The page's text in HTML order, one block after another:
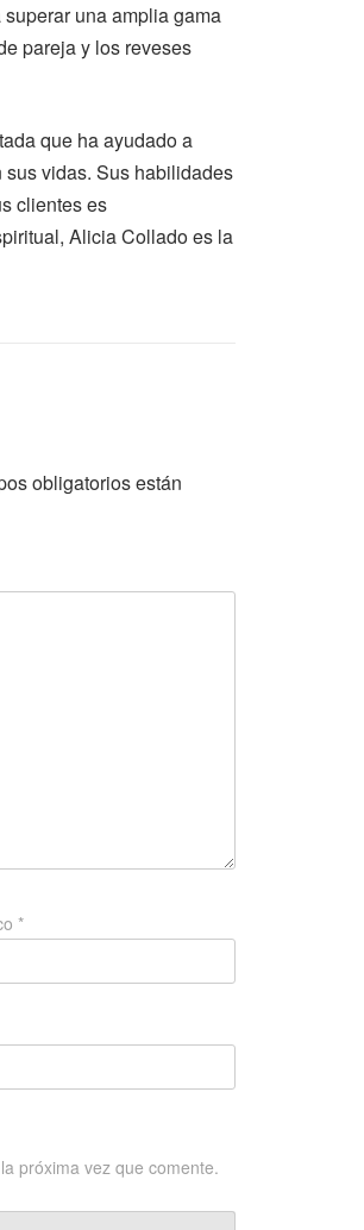
una amplia gama
pareja y los reveses
que ha ayudado a
vidas. Sus habilidades
clientes es
Alicia Collado es la
obligatorios están
*
próxima vez que comente.